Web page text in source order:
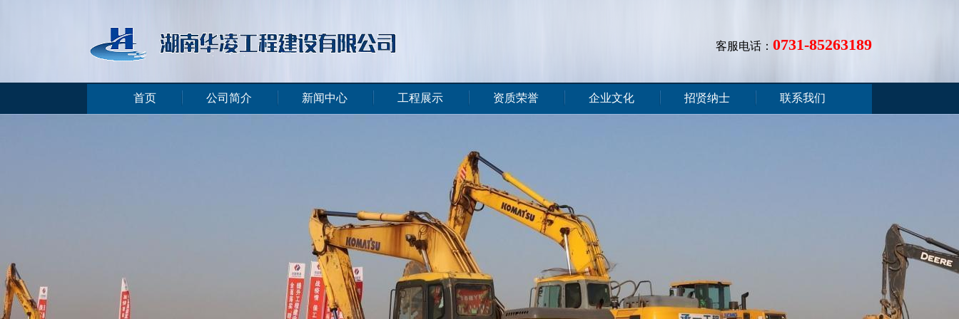
客服电话： 0731-85263189
首页 公司简介 新闻中心 工程展示 资质荣誉 企业文化 招贤纳士 联系我们